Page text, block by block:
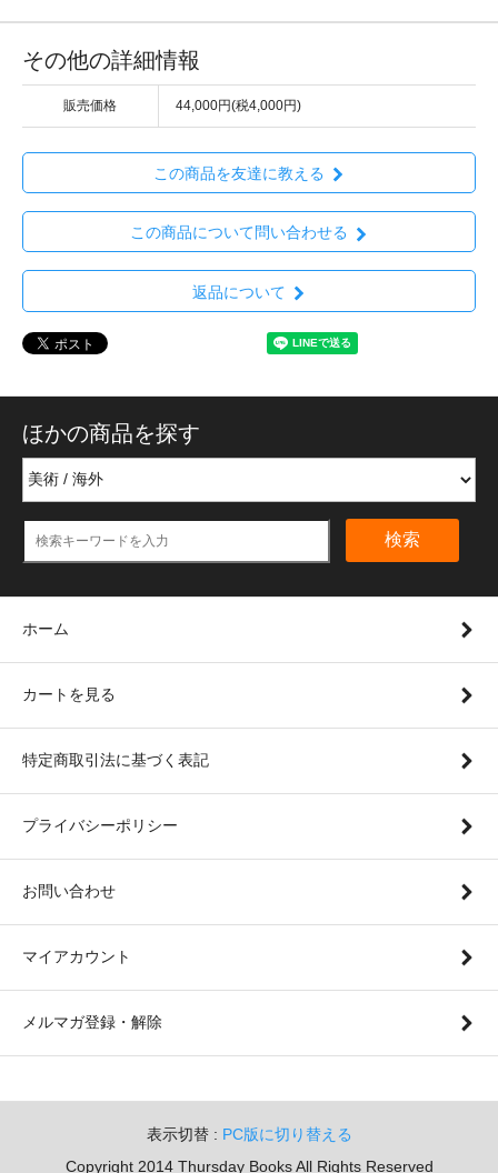
その他の詳細情報
販売価格 44,000円(税4,000円)
この商品を友達に教える
この商品について問い合わせる
返品について
ほかの商品を探す
検索
ホーム
カートを見る
特定商取引法に基づく表記
プライバシーポリシー
お問い合わせ
マイアカウント
メルマガ登録・解除
表示切替 : PC版に切り替える
Copyright 2014 Thursday Books All Rights Reserved